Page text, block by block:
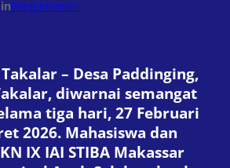
inPengumuman
– Desa Paddinging,
diwarnai semangat
tiga hari, 27 Februari
2026. Mahasiswa dan
IX IAI STIBA Makassar